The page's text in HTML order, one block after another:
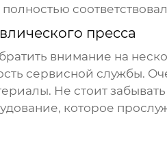
пресса
внимание на
сервисной службы.
Не стоит
которое